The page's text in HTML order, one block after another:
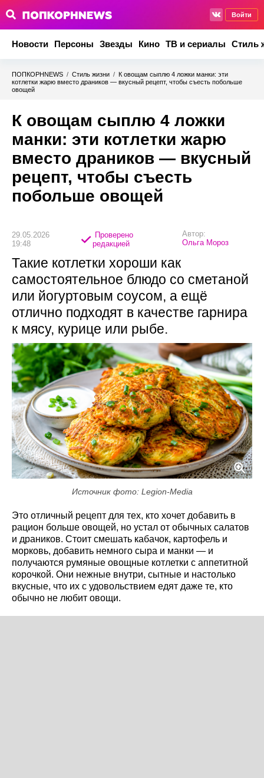
Войти
Новости Персоны Звезды Кино ТВ и сериалы Стиль
ПОПКОРНNEWS / Стиль жизни / К овощам сыплю 4 ложки манки: эти
котлетки жарю вместо драников — вкусный рецепт, чтобы съесть побольше
овощей
К овощам сыплю 4 ложки
манки: эти котлетки жарю
вместо драников — вкусный
рецепт, чтобы съесть
побольше овощей
29.05.2026
19:48
Проверено
редакцией
Автор:
Ольга Мороз
Такие котлетки хороши как
самостоятельное блюдо со сметаной
или йогуртовым соусом, а ещё
отлично подходят в качестве гарнира
к мясу, курице или рыбе.
Источник фото: Legion-Media
Это отличный рецепт для тех, кто хочет добавить в
рацион больше овощей, но устал от обычных салатов
и драников. Стоит смешать кабачок, картофель и
морковь, добавить немного сыра и манки — и
получаются румяные овощные котлетки с аппетитной
корочкой. Они нежные внутри, сытные и настолько
вкусные, что их с удовольствием едят даже те, кто
обычно не любит овощи.